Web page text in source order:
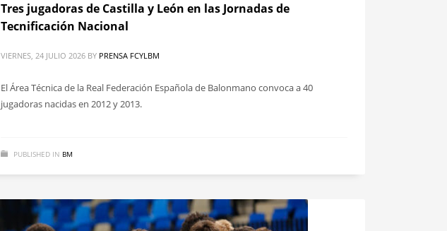
Tres jugadoras de Castilla y León en las Jornadas de
Tecnificación Nacional
VIERNES, 24 JULIO 2026 BY PRENSA FCYLBM
El Área Técnica de la Real Federación Española de Balonmano convoca a 40
jugadoras nacidas en 2012 y 2013.
PUBLISHED IN BM